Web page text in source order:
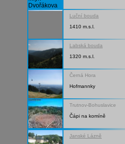
Luční bouda
1410 m.s.l.
Labská bouda
1320 m.s.l.
Černá Hora
Hofmannky
Trutnov-Bohuslavice
Čápi na komíně
Janské Lázně